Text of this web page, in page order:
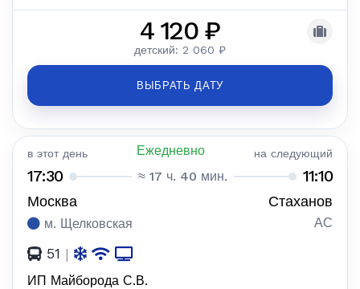
4 120 ₽
детский: 2 060 ₽
ВЫБРАТЬ ДАТУ
в этот день Ежедневно на следующий
17:30 ≈ 17 ч. 40 мин. 11:10
Москва Стаханов
м. Щелковская АС
51 |
ИП Майборода С.В.